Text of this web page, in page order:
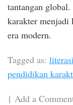
tantangan
karakter menjadi
era modern.
Tagged as:
pendidikan
{ Add a